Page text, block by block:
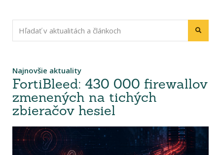
Najnovšie aktuality
FortiBleed: 430 000 firewallov
zmenených na tichých
zbieračov hesiel